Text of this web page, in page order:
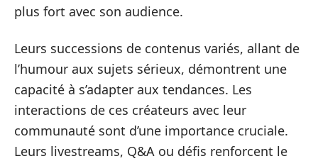
plus fort avec son audience.
Leurs successions de contenus variés, allant de
l’humour aux sujets sérieux, démontrent une
capacité à s’adapter aux tendances. Les
interactions de ces créateurs avec leur
communauté sont d’une importance cruciale.
Leurs livestreams, Q&A ou défis renforcent le